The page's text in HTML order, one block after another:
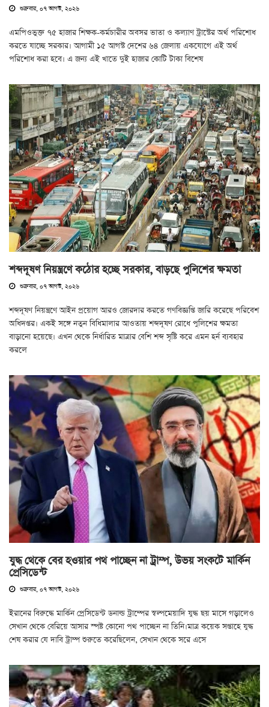
শুক্রবার, ০৭ আগস্ট, ২০২৬
এমপিওভুক্ত ৭৫ হাজার শিক্ষক-কর্মচারীর অবসর ভাতা ও কল্যাণ ট্রাস্টের অর্থ পরিশোধ
করতে যাচ্ছে সরকার। আগামী ১৫ আগস্ট দেশের ৬৪ জেলায় একযোগে এই অর্থ
পরিশোধ করা হবে। এ জন্য এই খাতে দুই হাজার কোটি টাকা বিশেষ
শব্দদূষণ নিয়ন্ত্রণে কঠোর হচ্ছে সরকার, বাড়ছে পুলিশের ক্ষমতা
শুক্রবার, ০৭ আগস্ট, ২০২৬
শব্দদূষণ নিয়ন্ত্রণে আইন প্রয়োগ আরও জোরদার করতে গণবিজ্ঞপ্তি জারি করেছে পরিবেশ
অধিদপ্তর। একই সঙ্গে নতুন বিধিমালার আওতায় শব্দদূষণ রোধে পুলিশের ক্ষমতা
বাড়ানো হয়েছে। এখন থেকে নির্ধারিত মাত্রার বেশি শব্দ সৃষ্টি করে এমন হর্ন ব্যবহার
করলে
যুদ্ধ থেকে বের হওয়ার পথ পাচ্ছেন না ট্রাম্প, উভয় সংকটে মার্কিন
প্রেসিডেন্ট
শুক্রবার, ০৭ আগস্ট, ২০২৬
ইরানের বিরুদ্ধে মার্কিন প্রেসিডেন্ট ডনাল্ড ট্রাম্পের স্বল্পমেয়াদি যুদ্ধ ছয় মাসে গড়ালেও
সেখান থেকে বেরিয়ে আসার স্পষ্ট কোনো পথ পাচ্ছেন না তিনি।মাত্র কয়েক সপ্তাহে যুদ্ধ
শেষ করার যে দাবি ট্রাম্প শুরুতে করেছিলেন, সেখান থেকে সরে এসে